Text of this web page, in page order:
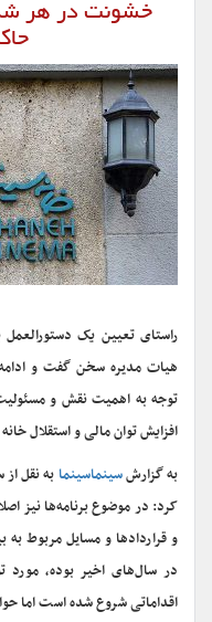
خشونت در هر
راستای تعیین یک
هیات مدیره سخن گفت و
توجه به اهمیت نقش و
افزایش توان مالی و استقلال
به گزارشسینماسینمابه نقل
کرد: در موضوع برنامه‌ها نیز
و قراردادها و مسایل مربوط
در سال‌های اخیر بوده، مورد
اقداماتی شروع شده است اما